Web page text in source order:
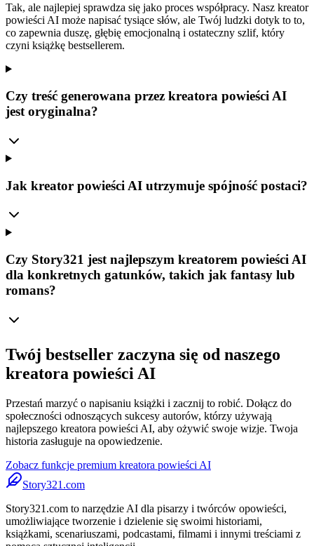
Tak, ale najlepiej sprawdza się jako proces współpracy. Nasz kreator
powieści AI może napisać tysiące słów, ale Twój ludzki dotyk to to,
co zapewnia duszę, głębię emocjonalną i ostateczny szlif, który
czyni książkę bestsellerem.
Czy treść generowana przez kreatora powieści AI
jest oryginalna?
Jak kreator powieści AI utrzymuje spójność postaci?
Czy Story321 jest najlepszym kreatorem powieści AI
dla konkretnych gatunków, takich jak fantasy lub
romans?
Twój bestseller zaczyna się od naszego
kreatora powieści AI
Przestań marzyć o napisaniu książki i zacznij to robić. Dołącz do
społeczności odnoszących sukcesy autorów, którzy używają
najlepszego kreatora powieści AI, aby ożywić swoje wizje. Twoja
historia zasługuje na opowiedzenie.
Zobacz funkcje premium kreatora powieści AI
Story321.com
Story321.com to narzędzie AI dla pisarzy i twórców opowieści,
umożliwiające tworzenie i dzielenie się swoimi historiami,
książkami, scenariuszami, podcastami, filmami i innymi treściami z